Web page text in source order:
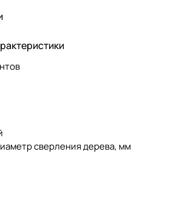
сверления дерева, мм